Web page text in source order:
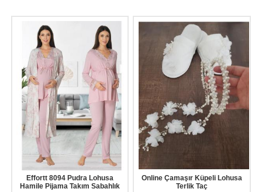
Effortt 8094 Pudra Lohusa
Hamile Pijama Takım Sabahlık
Online Çamaşır Küpeli Lohusa
Terlik Taç